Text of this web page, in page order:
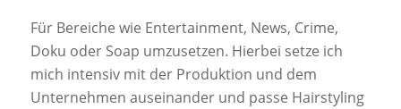
Für Bereiche wie Entertainment, News, Crime,
Doku oder Soap umzusetzen. Hierbei setze ich
mich intensiv mit der Produktion und dem
Unternehmen auseinander und passe Hairstyling